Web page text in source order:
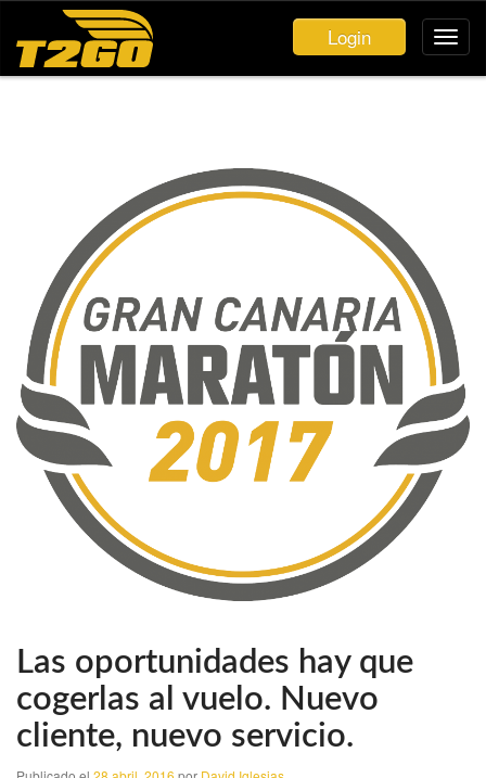
Login
Las oportunidades hay que
cogerlas al vuelo. Nuevo
cliente, nuevo servicio.